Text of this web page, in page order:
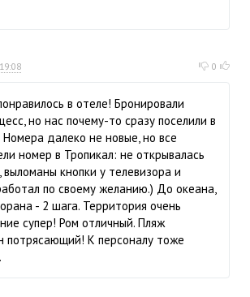
0
в отеле! Бронировали
но нас почему-то сразу поселили в
Номера далеко не новые, но все
номер в Тропикал: не открывалась
выломаны кнопки у телевизора и
по своему желанию.) До океана,
- 2 шага. Территория очень
супер! Ром отличный. Пляж
потрясающий! К персоналу тоже